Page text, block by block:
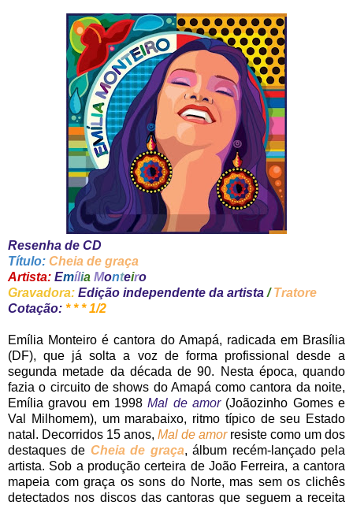
Resenha de CD
Título: Cheia de graça
Artista: Emília Monteiro
Gravadora: Edição independente da artista /Tratore
Cotação: * * * 1/2
Emília Monteiro é cantora do Amapá, radicada em Brasília
(DF), que já solta a voz de forma profissional desde a
segunda metade da década de 90. Nesta época, quando
fazia o circuito de shows do Amapá como cantora da noite,
Emília gravou em 1998Mal de amor(Joãozinho Gomes e
Val Milhomem), um marabaixo, ritmo típico de seu Estado
natal. Decorridos 15 anos, Mal de amorresiste como um dos
destaques de Cheia de graça, álbum recém-lançado pela
artista. Sob a produção certeira de João Ferreira, a cantora
mapeia com graça os sons do Norte, mas sem os clichês
detectados nos discos das cantoras que seguem a receita